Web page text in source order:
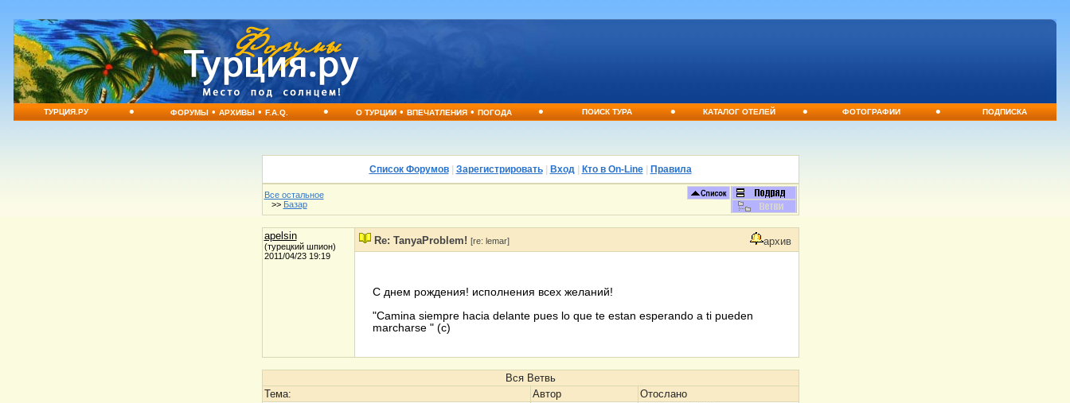
ТУРЦИЯ.РУ • ФОРУМЫ•АРХИВЫ•F.A.Q. • О ТУРЦИИ•ВПЕЧАТЛЕНИЯ•ПОГОДА • ПОИСК ТУРА • КАТАЛОГ ОТЕЛЕЙ • ФОТОГРАФИИ • ПОДПИСКА
Список Форумов| Зарегистрировать| Вход| Кто в On-Line| Правила
Все остальное
>> Базар
apelsin
(турецкий шпион)
2011/04/23 19:19
Re: TanyaProblem! [re: lemar] архив
C днем рождения! исполнения всех желаний!
"Camina siempre hacia delante pues lo que te estan esperando a ti pueden
marcharse " (с)
Вся Ветвь
Тема:
Автор
Отослано